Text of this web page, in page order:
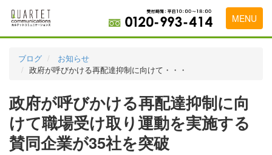
MENU
料金表
実績・お客様の声
初めて導入をお考えの方
代理店の乗り換えをお考えの方
ブログ
お知らせ
政府が呼びかける再配達抑制に向けて・・・
政府が呼びかける再配達抑制に向
けて職場受け取り運動を実施する
賛同企業が35社を突破